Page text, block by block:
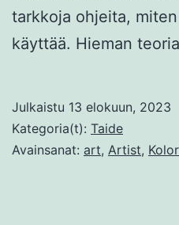
tarkkoja ohjeita,
käyttää. Hieman
Julkaistu 13 elokuun, 2023
Kategoria(t): Taide
Avainsanat: art, Artist,